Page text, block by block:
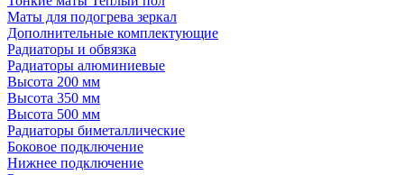
Маты для подогрева зеркал
Дополнительные комплектующие
Радиаторы и обвязка
Радиаторы алюминиевые
Высота 200 мм
Высота 350 мм
Высота 500 мм
Радиаторы биметаллические
Боковое подключение
Нижнее подключение